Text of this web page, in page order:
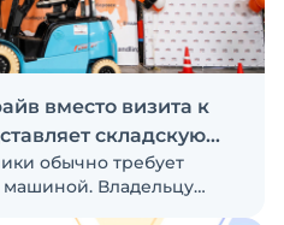
вместо визита к
складскую
обычно требует
машиной. Владельцу